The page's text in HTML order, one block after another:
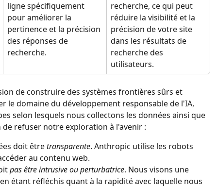
ligne spécifiquement
pour améliorer la
pertinence et la précision
des réponses de
recherche.
recherche, ce qui peut
réduire la visibilité et la
précision de votre site
dans les résultats de
recherche des
utilisateurs.
de construire des systèmes frontières sûrs et
le domaine du développement responsable de l'IA,
selon lesquels nous collectons les données ainsi que
refuser notre exploration à l'avenir :
doit être transparente. Anthropic utilise les robots
au contenu web.
pasêtreintrusive ou perturbatrice. Nous visons une
étant réfléchis quant à la rapidité avec laquelle nous